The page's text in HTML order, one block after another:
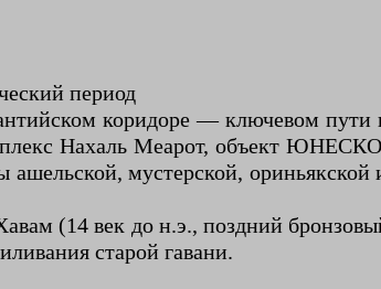
период
коридоре — ключевом
Нахаль Меарот, объект
ашельской, мустерской,
(14 век до н.э., поздний
старой гавани.